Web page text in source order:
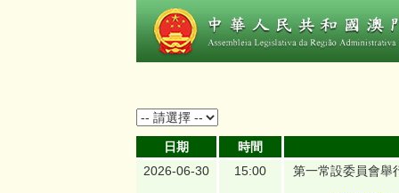
日期
時間
2026-06-30
15:00 第一常設委員會舉